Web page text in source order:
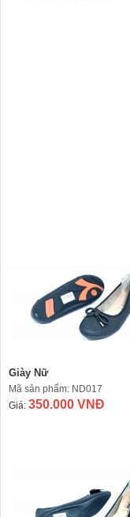
Giày Nữ
Mã sản phẩm: ND017
Giá: 350.000 VNĐ